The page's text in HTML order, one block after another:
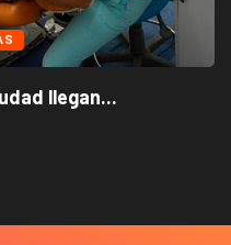
llegan...